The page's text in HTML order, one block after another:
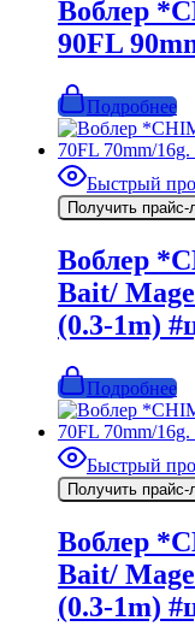
Воблер
90FL
Подробнее
Быстрый
Получить прайс-
Воблер
Bait/
(0.3-1m)
Подробнее
Быстрый
Получить прайс-
Воблер
Bait/
(0.3-1m)